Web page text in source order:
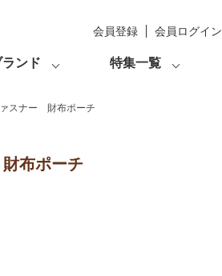
会員登録 会員ログイン
ランド 特集一覧
スナー 財布ポーチ
布ポーチ